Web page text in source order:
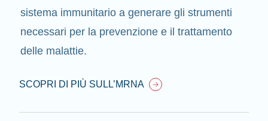
sistema immunitario a generare gli strumenti
necessari per la prevenzione e il trattamento
delle malattie.
SCOPRI DI PIÙ SULL’MRNA